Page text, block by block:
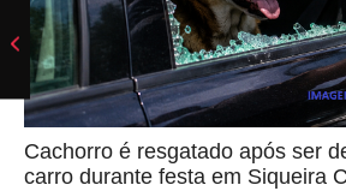
Cachorro é resgatado após ser
carro durante festa em Siqueira